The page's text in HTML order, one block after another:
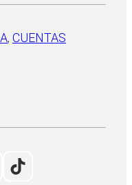
, CUENTAS
TikTok